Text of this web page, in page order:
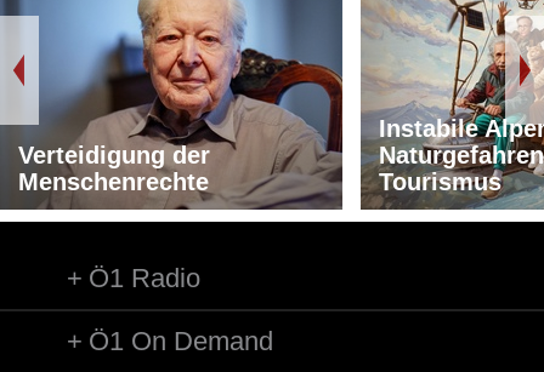
Verteidigung der
Menschenrechte
Instabile
Tourismus
Ö1 Radio
Ö1 On Demand